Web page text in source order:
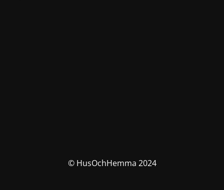
© HusOchHemma 2024